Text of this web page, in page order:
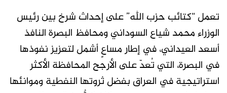
تعمل “كتائب حزب الله” على إحداث شرخ بين رئيس
الوزراء محمد شياع السوداني ومحافظ البصرة النافذ
أسعد العيداني، في إطار مساعٍ أشمل لتعزيز نفوذها
في البصرة، التي تُعدّ على الأرجح المحافظة الأكثر
استراتيجية في العراق بفضل ثروتها النفطية وموانئها